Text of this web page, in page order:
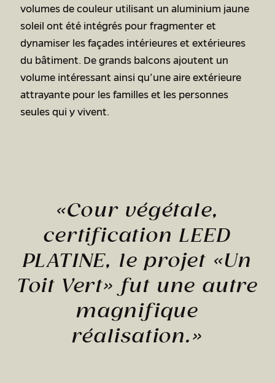
volumes de couleur utilisant un aluminium jaune
soleil ont été intégrés pour fragmenter et
dynamiser les façades intérieures et extérieures
du bâtiment. De grands balcons ajoutent un
volume intéressant ainsi qu’une aire extérieure
attrayante pour les familles et les personnes
seules qui y vivent.
«Cour végétale,
certification LEED
PLATINE, le projet «Un
Toit Vert» fut une autre
magnifique
réalisation.»